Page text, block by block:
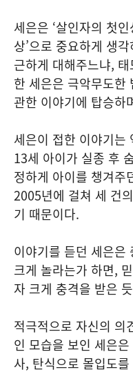
세은은 ‘살인자의 첫
상’으로 중요하게 생
근하게 대해주느냐,
한 세은은 극악무도한
관한 이야기에 탑승하
세은이 접한 이야기는
13세 아이가 실종 후
정하게 아이를 챙겨주
2005년에 걸쳐 세 건
기 때문이다.
이야기를 듣던 세은은
크게 놀라는가 하면,
자 크게 충격을 받은
적극적으로 자신의 의
인 모습을 보인 세은
사, 탄식으로 몰입도